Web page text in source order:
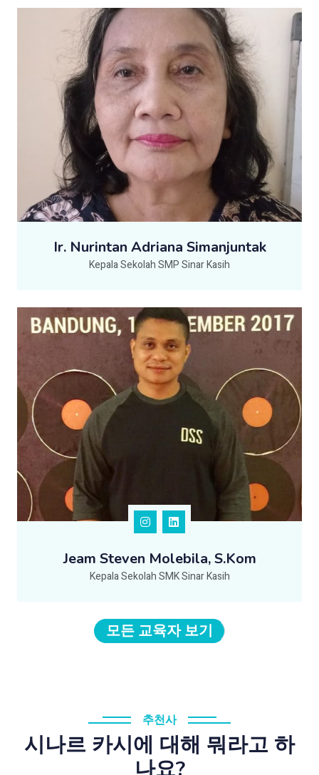
Ir. Nurintan Adriana Simanjuntak
Kepala Sekolah SMP Sinar Kasih
Jeam Steven Molebila, S.Kom
Kepala Sekolah SMK Sinar Kasih
모든 교육자 보기
추천사
시나르 카시에 대해 뭐라고 하
나요?